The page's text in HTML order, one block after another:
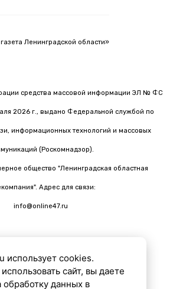
Ленинградской области»
средства массовой информации ЭЛ № ФС
2026 г., выдано Федеральной службой по
информационных технологий и массовых
(Роскомнадзор).
общество "Ленинградская областная
Адрес для связи:
info@online47.ru
сайте подготовлены с помощью ИИ
использует cookies.
сайт, вы даете
обработку данных в